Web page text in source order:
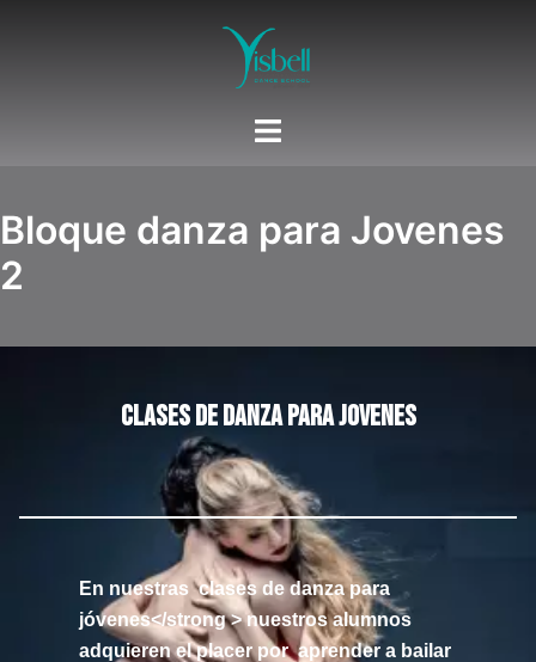
Bloque danza para Jovenes
2
Clases de danza para jovenes
En nuestrasclases de danza para
jóvenes</strong > nuestros alumnos
adquieren el placer poraprender a bailar